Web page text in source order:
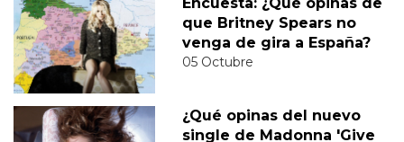
que Britney Spears no
venga de gira a España?
05 Octubre
¿Qué opinas del nuevo
single de Madonna 'Give